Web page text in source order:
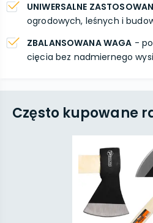
UNIWERSALNE
ogrodowych, leśnych i
ZBALANSOWANA WAGA -
cięcia bez nadmiernego
Często kupowane